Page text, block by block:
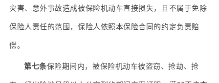
灾害、意外事故造成被保险机动车直接损失，且不属于免除
保险人责任的范围，保险人依照本保险合同的约定负责赔
偿。
第七条保险期间内，被保险机动车被盗窃、抢劫、抢